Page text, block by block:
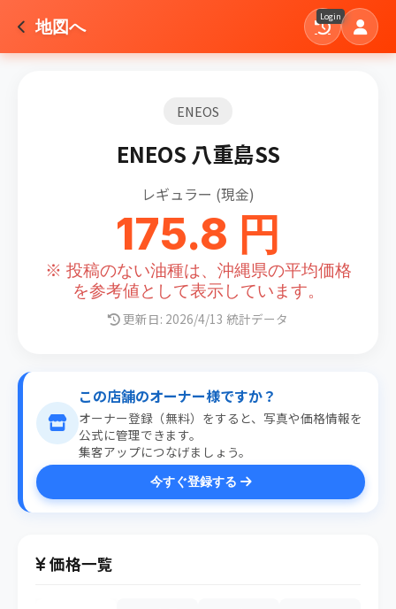
地図へ Login
ENEOS
ENEOS 八重島SS
レギュラー (現金)
175.8 円
※ 投稿のない油種は、沖縄県の平均価格
を参考値として表示しています。
更新日: 2026/4/13 統計データ
この店舗のオーナー様ですか？
オーナー登録（無料）をすると、写真や価格情報を
公式に管理できます。
集客アップにつなげましょう。
今すぐ登録する
価格一覧